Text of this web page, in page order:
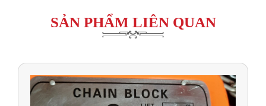
SẢN PHẨM LIÊN QUAN